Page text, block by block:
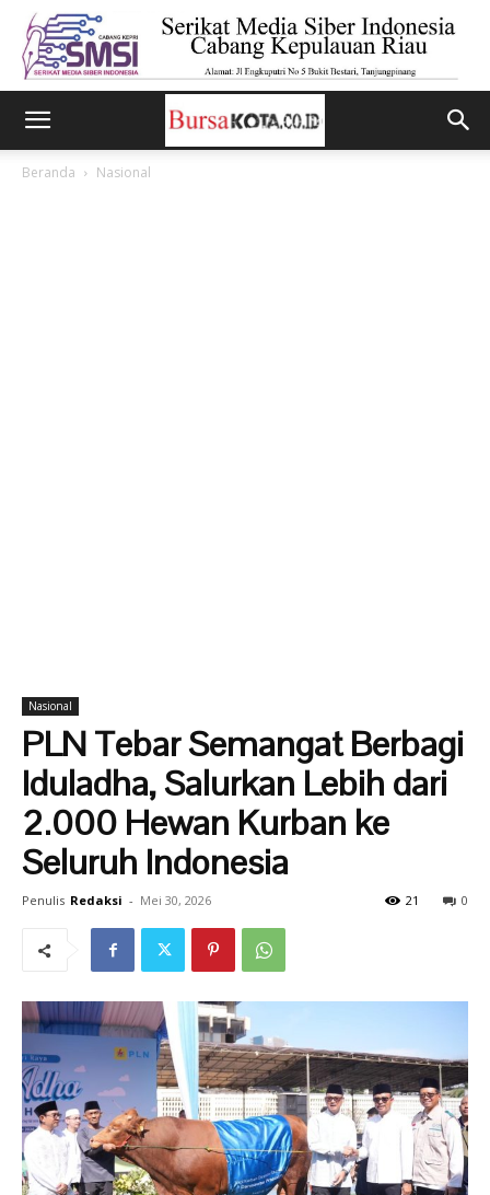
Beranda Nasional
Nasional
PLN Tebar Semangat Berbagi
Iduladha, Salurkan Lebih dari
2.000 Hewan Kurban ke
Seluruh Indonesia
Penulis Redaksi - Mei 30, 2026 0
21